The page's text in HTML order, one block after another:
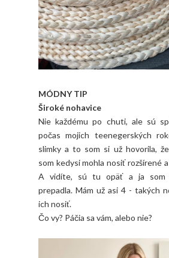
MÓDNY TIP
Široké nohavice
Nie každému po chuti, ale sú
počas mojich teenegerských
slimky a to som si už hovorila,
som kedysi mohla nosiť rozšírené
A vidíte, sú tu opäť a ja som
prepadla. Mám už asi 4 - takých
ich nosiť.
Čo vy? Páčia sa vám, alebo nie?